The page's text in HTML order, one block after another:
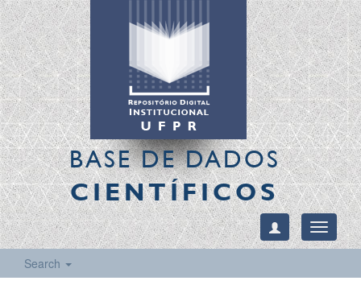
BASE DE DADOS
CIENTÍFICOS
Toggle
Search